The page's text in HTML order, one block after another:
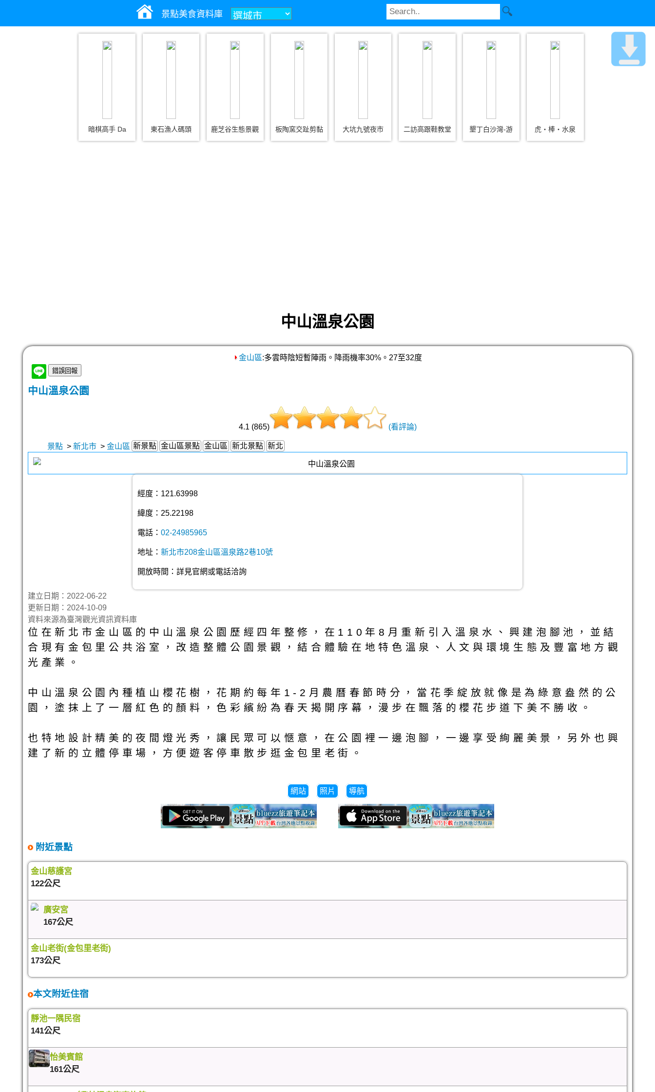
景點美食資料庫
暗棋高手 Da 東石漁人碼頭 鹿芝谷生態景觀 板陶窯交趾剪黏 大坑九號夜市 二訪高跟鞋教堂 墾丁白沙灣-游 虎‧棒‧水泉
中山溫泉公園
金山區:多雲時陰短暫陣雨。降雨機率30%。27至32度
中山溫泉公園
4.1 (865) (看評論)
景點 > 新北市 > 金山區 新景點 金山區景點 金山區 新北景點 新北
經度：121.63998
緯度：25.22198
電話： 02-24985965
地址： 新北市208金山區溫泉路2巷10號
開放時間：詳見官網或電話洽詢
建立日期：2022-06-22
更新日期：2024-10-09
資料來源為臺灣觀光資訊資料庫
位在新北市金山區的中山溫泉公園歷經四年整修，在110年8月重新引入溫泉水、興建泡腳池，並結
合現有金包里公共浴室，改造整體公園景觀，結合體驗在地特色溫泉、人文與環境生態及豐富地方觀
光產業。
中山溫泉公園內種植山櫻花樹，花期約每年1-2月農曆春節時分，當花季綻放就像是為綠意盎然的公
園，塗抹上了一層紅色的顏料，色彩繽紛為春天揭開序幕，漫步在飄落的櫻花步道下美不勝收。
也特地設計精美的夜間燈光秀，讓民眾可以愜意，在公園裡一邊泡腳，一邊享受絢麗美景，另外也興
建了新的立體停車場，方便遊客停車散步逛金包里老街。
網站 照片 導航
附近景點
金山慈護宮
122公尺
廣安宮
167公尺
金山老街(金包里老街)
173公尺
本文附近住宿
靜池一隅民宿
141公尺
怡美賓館
161公尺